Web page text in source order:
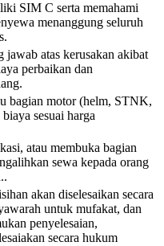
SIM C serta memahami
menanggung seluruh
jawab atas kerusakan akibat
perbaikan dan
bagian motor (helm, STNK,
sesuai harga
atau membuka bagian
sewa kepada orang
akan diselesaikan secara
untuk mufakat, dan
penyelesaian,
secara hukum